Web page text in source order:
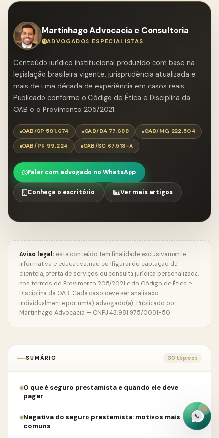
segurança e a eficiência do processo.
Martinhago Advocacia e Consultoria
ADVOGADOS ESPECIALISTAS
Conteúdo jurídico institucional produzido com base na
legislação brasileira vigente, jurisprudência atualizada e
mais de uma década de experiência em casos reais.
Publicado conforme o Código de Ética e Disciplina da
OAB e o Provimento 205/2021.
OAB/SP 501.674 OAB/BA 77.688
OAB/MG 222.504
OAB/PR 99.224
OAB/SC 67.518-A
Falar com advogado no WhatsApp
Conheça o escritório Ver mais artigos
Aviso legal: este conteúdo tem finalidade exclusivamente
informativa e educativa, não configurando captação de
clientela, oferta de serviços ou consulta jurídica personalizada,
nos termos do Provimento 205/2021 e do Código de Ética e
Disciplina da OAB. Cada caso deve ser analisado
individualmente por um(a) advogado(a). Publicado por
Martinhago Advocacia — CNPJ 43.981.975/0001-50.
SUMÁRIO 30 tópicos
O que é seguro prestamista e quando ele deve
pagar
Negativa do seguro prestamista: motivos mais
comuns